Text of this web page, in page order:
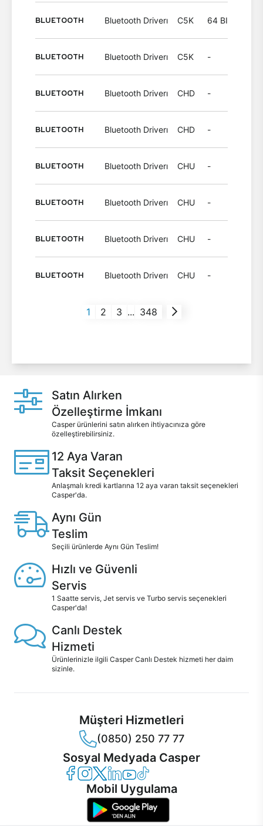
BLUETOOTH Bluetooth Driverı C5K 64 BIT
BLUETOOTH Bluetooth Driverı C5K -
BLUETOOTH Bluetooth Driverı CHD -
BLUETOOTH Bluetooth Driverı CHD -
BLUETOOTH Bluetooth Driverı CHU -
BLUETOOTH Bluetooth Driverı CHU -
BLUETOOTH Bluetooth Driverı CHU -
BLUETOOTH Bluetooth Driverı CHU -
1 2 3 ... 348
Satın Alırken
Özelleştirme İmkanı
Casper ürünlerini satın alırken ihtiyacınıza göre
özelleştirebilirsiniz.
12 Aya Varan
Taksit Seçenekleri
Anlaşmalı kredi kartlarına 12 aya varan taksit seçenekleri
Casper'da.
Aynı Gün
Teslim
Seçili ürünlerde Aynı Gün Teslim!
Hızlı ve Güvenli
Servis
1 Saatte servis, Jet servis ve Turbo servis seçenekleri
Casper'da!
Canlı Destek
Hizmeti
Ürünlerinizle ilgili Casper Canlı Destek hizmeti her daim
sizinle.
Müşteri Hizmetleri
(0850) 250 77 77
Sosyal Medyada Casper
Casper Facebook
Casper Instagram
Casper Twitter
Casper LinkedIn
Casper YouTube
Casper TikTok
Mobil Uygulama